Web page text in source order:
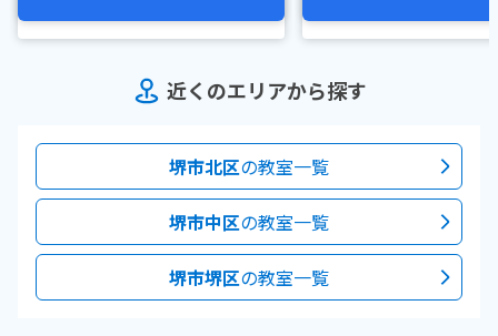
近くのエリアから探す
堺市北区の教室一覧
堺市中区の教室一覧
堺市堺区の教室一覧